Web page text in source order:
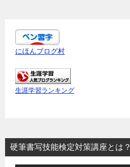
にほんブログ村
生涯学習ランキング
硬筆書写技能検定対策講座とは？